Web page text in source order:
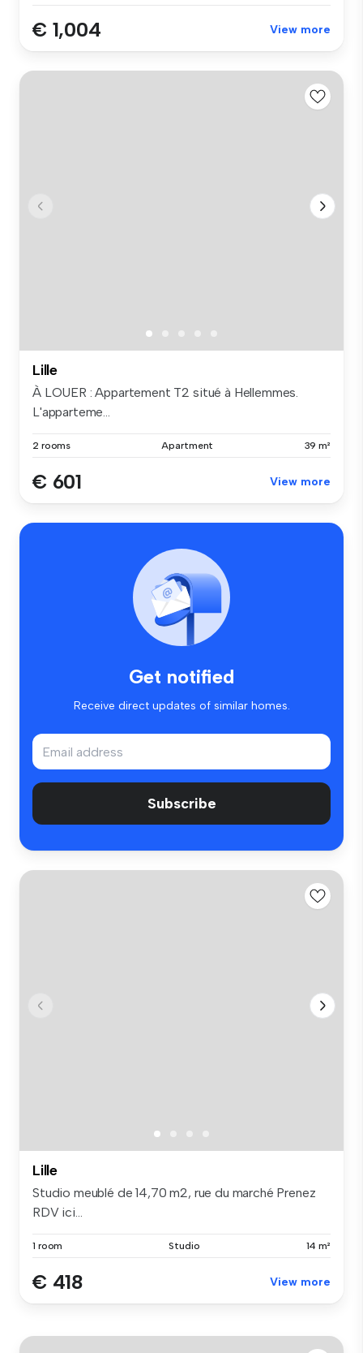
€ 1,004 View more
Lille
À LOUER : Appartement T2 situé à Hellemmes.
L'apparteme...
2 rooms Apartment 39 m²
€ 601 View more
Get notified
Receive direct updates of similar homes.
Subscribe
Lille
Studio meublé de 14,70 m2, rue du marché Prenez
RDV ici...
1 room Studio 14 m²
€ 418 View more